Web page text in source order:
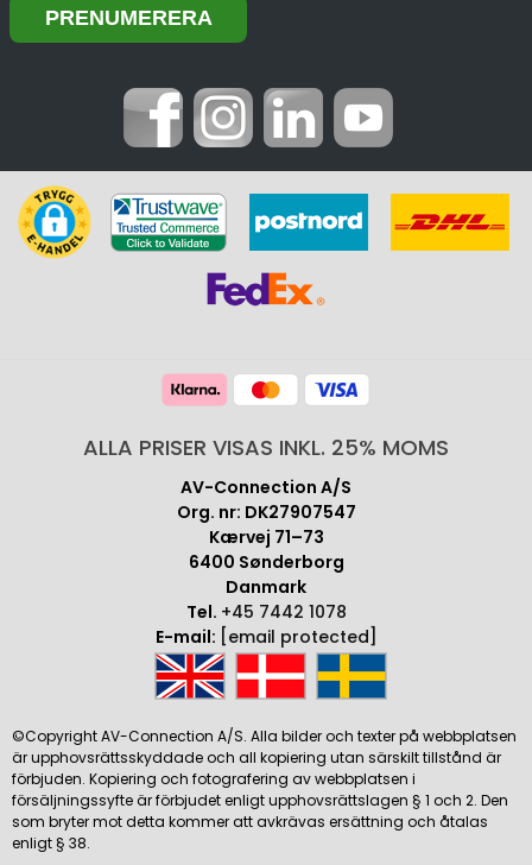
ALLA PRISER VISAS INKL. 25% MOMS
AV-Connection A/S
Org. nr: DK27907547
Kærvej 71–73
6400 Sønderborg
Danmark
Tel. +45 7442 1078
E-mail: [email protected]
©Copyright AV-Connection A/S. Alla bilder och texter på webbplatsen
är upphovsrättsskyddade och all kopiering utan särskilt tillstånd är
förbjuden. Kopiering och fotografering av webbplatsen i
försäljningssyfte är förbjudet enligt upphovsrättslagen § 1 och 2. Den
som bryter mot detta kommer att avkrävas ersättning och åtalas
enligt § 38.